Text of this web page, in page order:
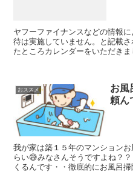
ヤフーファイナンスなどの情報
待は実施していません。と記載
たところカレンダーをいただき
おススメ
お風
頼ん
我が家は築１５年のマンション
らい😅みなさんそうですよね？
くるんです・・徹底的にお風呂